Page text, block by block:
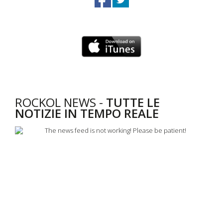
ROCKOL NEWS - TUTTE LE
NOTIZIE IN TEMPO REALE